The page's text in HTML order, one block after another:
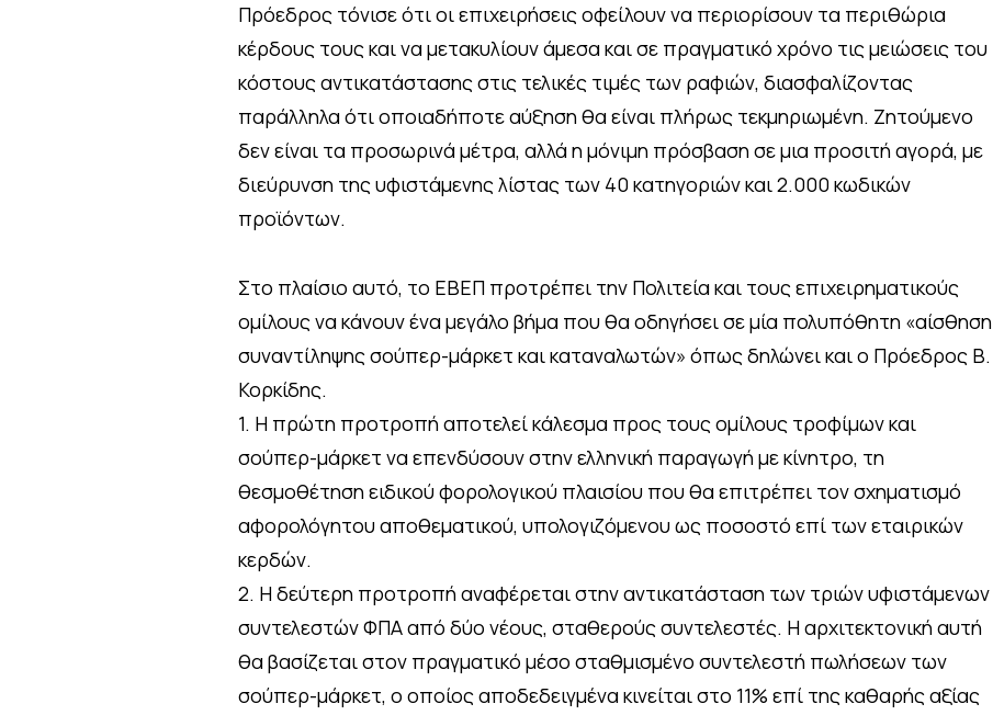
Πρόεδρος τόνισε ότι οι επιχειρήσεις οφείλουν να περιορίσουν τα περιθώρια
κέρδους τους και να μετακυλίουν άμεσα και σε πραγματικό χρόνο τις μειώσεις του
κόστους αντικατάστασης στις τελικές τιμές των ραφιών, διασφαλίζοντας
παράλληλα ότι οποιαδήποτε αύξηση θα είναι πλήρως τεκμηριωμένη. Ζητούμενο
δεν είναι τα προσωρινά μέτρα, αλλά η μόνιμη πρόσβαση σε μια προσιτή αγορά, με
διεύρυνση της υφιστάμενης λίστας των 40 κατηγοριών και 2.000 κωδικών
προϊόντων.
Στο πλαίσιο αυτό, το ΕΒΕΠ προτρέπει την Πολιτεία και τους επιχειρηματικούς
ομίλους να κάνουν ένα μεγάλο βήμα που θα οδηγήσει σε μία πολυπόθητη «αίσθηση
συναντίληψης σούπερ-μάρκετ και καταναλωτών» όπως δηλώνει και ο Πρόεδρος Β.
Κορκίδης.
1. Η πρώτη προτροπή αποτελεί κάλεσμα προς τους ομίλους τροφίμων και
σούπερ-μάρκετ να επενδύσουν στην ελληνική παραγωγή με κίνητρο, τη
θεσμοθέτηση ειδικού φορολογικού πλαισίου που θα επιτρέπει τον σχηματισμό
αφορολόγητου αποθεματικού, υπολογιζόμενου ως ποσοστό επί των εταιρικών
κερδών.
2. Η δεύτερη προτροπή αναφέρεται στην αντικατάσταση των τριών υφιστάμενων
συντελεστών ΦΠΑ από δύο νέους, σταθερούς συντελεστές. Η αρχιτεκτονική αυτή
θα βασίζεται στον πραγματικό μέσο σταθμισμένο συντελεστή πωλήσεων των
σούπερ-μάρκετ, ο οποίος αποδεδειγμένα κινείται στο 11% επί της καθαρής αξίας